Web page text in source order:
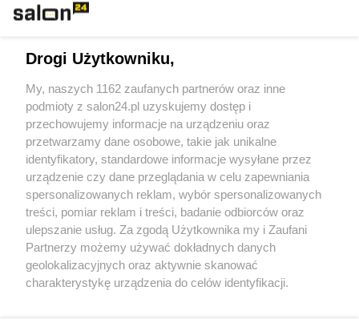
Sport
Społeczeństwo
Kultura
X Facebook Instagram Youtube
Drogi Użytkowniku,
My, naszych 1162 zaufanych partnerów oraz inne
podmioty z salon24.pl uzyskujemy dostęp i
przechowujemy informacje na urządzeniu oraz
przetwarzamy dane osobowe, takie jak unikalne
identyfikatory, standardowe informacje wysyłane przez
urządzenie czy dane przeglądania w celu zapewniania
spersonalizowanych reklam, wybór spersonalizowanych
treści, pomiar reklam i treści, badanie odbiorców oraz
ulepszanie usług. Za zgodą Użytkownika my i Zaufani
Partnerzy możemy używać dokładnych danych
geolokalizacyjnych oraz aktywnie skanować
charakterystykę urządzenia do celów identyfikacji.